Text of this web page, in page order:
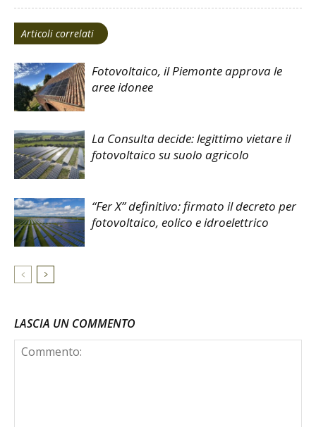
Articoli correlati
Fotovoltaico, il Piemonte approva le
aree idonee
La Consulta decide: legittimo vietare il
fotovoltaico su suolo agricolo
“Fer X” definitivo: firmato il decreto per
fotovoltaico, eolico e idroelettrico
LASCIA UN COMMENTO